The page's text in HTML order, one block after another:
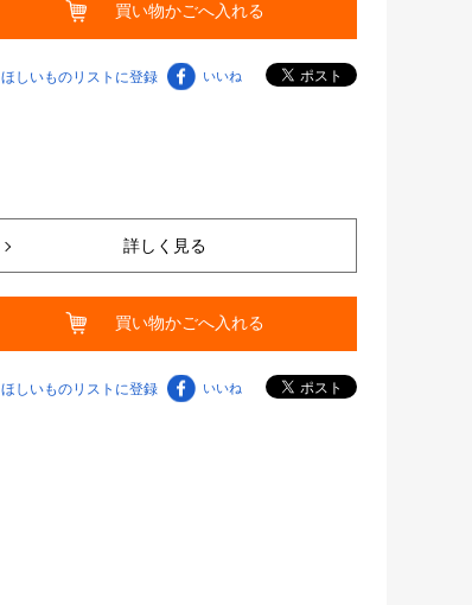
買い物かごへ入れる
ほしいものリストに登録 いいね
詳しく見る
買い物かごへ入れる
ほしいものリストに登録 いいね